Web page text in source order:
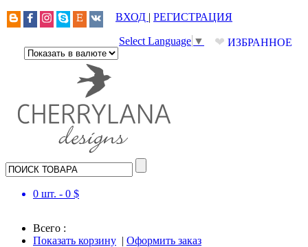
ВХОД | РЕГИСТРАЦИЯ
❤ ИЗБРАННОЕ
Select Language ▼
0 шт. - 0 $
Всего :
Показать корзину | Оформить заказ